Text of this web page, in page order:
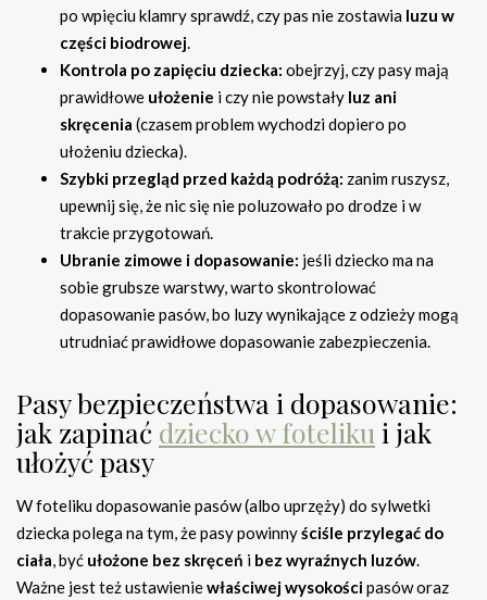
po wpięciu klamry sprawdź, czy pas nie zostawia luzu w
części biodrowej.
Kontrola po zapięciu dziecka: obejrzyj, czy pasy mają
prawidłowe ułożenie i czy nie powstały luz ani
skręcenia (czasem problem wychodzi dopiero po
ułożeniu dziecka).
Szybki przegląd przed każdą podróżą: zanim ruszysz,
upewnij się, że nic się nie poluzowało po drodze i w
trakcie przygotowań.
Ubranie zimowe i dopasowanie: jeśli dziecko ma na
sobie grubsze warstwy, warto skontrolować
dopasowanie pasów, bo luzy wynikające z odzieży mogą
utrudniać prawidłowe dopasowanie zabezpieczenia.
Pasy bezpieczeństwa i dopasowanie:
jak zapinać dziecko w foteliku i jak
ułożyć pasy
W foteliku dopasowanie pasów (albo uprzęży) do sylwetki
dziecka polega na tym, że pasy powinnyściśle przylegać do
ciała, być ułożone bez skręceń i bez wyraźnych luzów.
Ważne jest też ustawieniewłaściwej wysokościpasów oraz